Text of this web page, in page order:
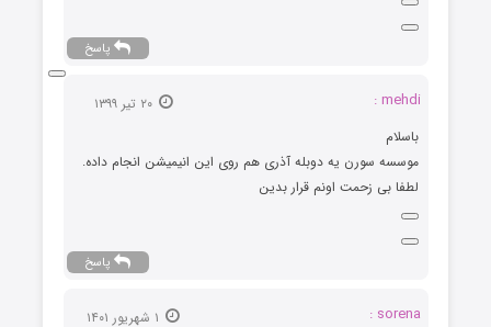
پاسخ
mehdi :
۲۰ تیر ۱۳۹۹
باسلام
موسسه سورن یه دوبله آذری هم روی این انیمیشن انجام داده.
لطفا بی زحمت اونم قرار بدین
پاسخ
sorena :